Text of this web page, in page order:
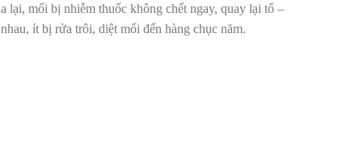
lại, mối bị nhiễm thuốc không chết ngay, quay lại tổ –
ít bị rửa trôi, diệt mối đến hàng chục năm.